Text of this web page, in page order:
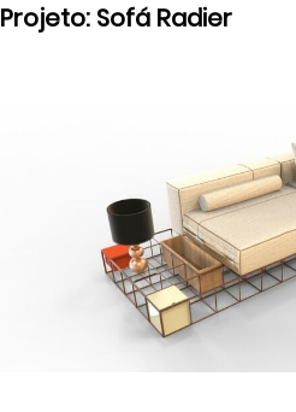
Projeto: Sofá Radier